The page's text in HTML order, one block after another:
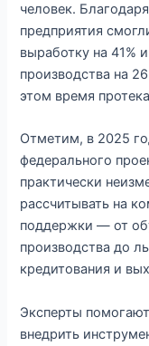
человек.
предприятия
выработку на 41%
производства на
этом время
Отметим, в 2025
федерального
практически
рассчитывать на
поддержки — от
производства до
кредитования и
Эксперты
внедрить